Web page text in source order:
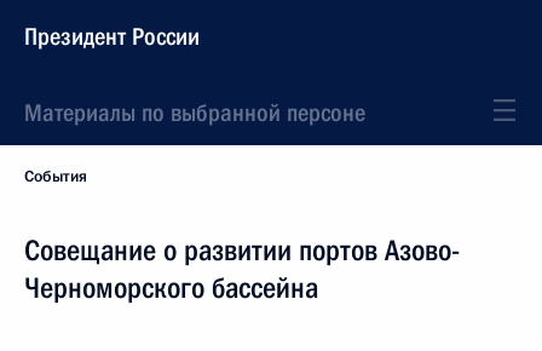
Президент России
Материалы по выбранной персоне
События
Совещание о развитии портов Азово-
Черноморского бассейна